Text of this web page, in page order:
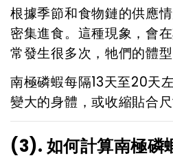
根據季節和食物鏈的供應
密集進食。這種現象，會
常發生很多次，牠們的體
南極磷蝦每隔13天至20天
變大的身體，或收縮貼合尺
(3). 如何計算南極磷